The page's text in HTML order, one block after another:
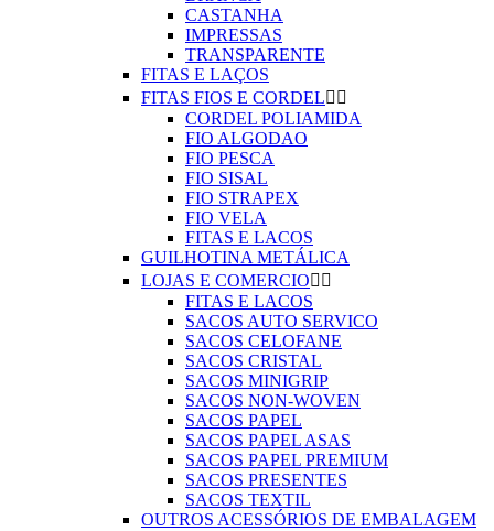
CASTANHA
IMPRESSAS
TRANSPARENTE
FITAS E LAÇOS
FITAS FIOS E CORDEL 
CORDEL POLIAMIDA
FIO ALGODAO
FIO PESCA
FIO SISAL
FIO STRAPEX
FIO VELA
FITAS E LACOS
GUILHOTINA METÁLICA
LOJAS E COMERCIO 
FITAS E LACOS
SACOS AUTO SERVICO
SACOS CELOFANE
SACOS CRISTAL
SACOS MINIGRIP
SACOS NON-WOVEN
SACOS PAPEL
SACOS PAPEL ASAS
SACOS PAPEL PREMIUM
SACOS PRESENTES
SACOS TEXTIL
OUTROS ACESSÓRIOS DE EMBALAGEM